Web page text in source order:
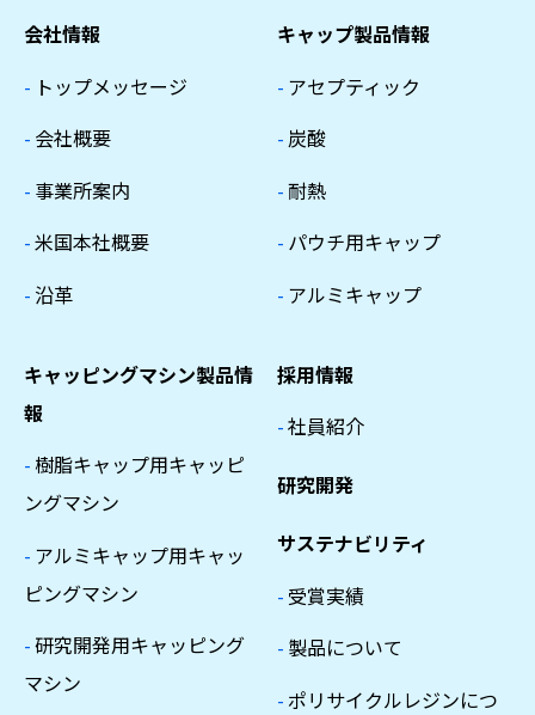
会社情報
- トップメッセージ
- 会社概要
- 事業所案内
-米国本社概要
- 沿革
キャップ製品情報
- アセプティック
- 炭酸
-耐熱
- パウチ用キャップ
- アルミキャップ
キャッピングマシン製品情
報
- 樹脂キャップ用キャッピ
ングマシン
- アルミキャップ用キャッ
ピングマシン
-研究開発用キャッピング
マシン
採用情報
-社員紹介
研究開発
サステナビリティ
- 受賞実績
- 製品について
- ポリサイクルレジンにつ